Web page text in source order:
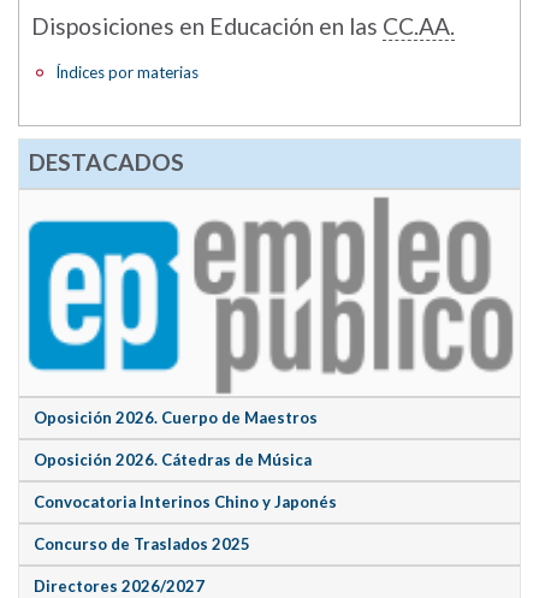
Disposiciones en Educación en las CC.AA.
Índices por materias
DESTACADOS
Oposición 2026. Cuerpo de Maestros
Oposición 2026. Cátedras de Música
Convocatoria Interinos Chino y Japonés
Concurso de Traslados 2025
Directores 2026/2027